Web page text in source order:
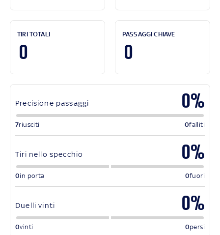
TIRI TOTALI
0
PASSAGGI CHIAVE
0
Precisione passaggi 0%
7riusciti 0falliti
Tiri nello specchio 0%
0in porta 0fuori
Duelli vinti 0%
0vinti 0persi